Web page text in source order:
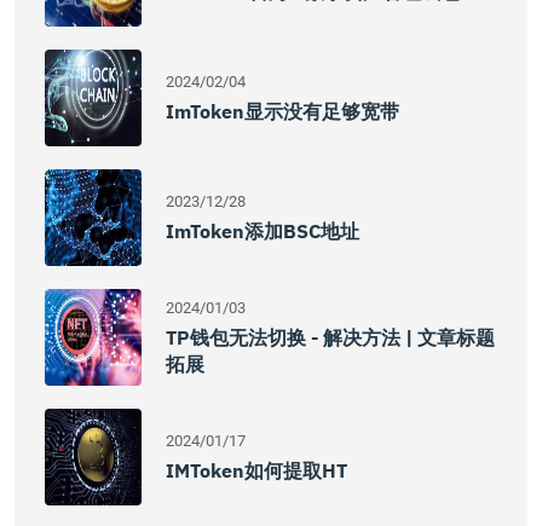
2024/02/04
ImToken显示没有足够宽带
2023/12/28
ImToken添加BSC地址
2024/01/03
TP钱包无法切换 - 解决方法 | 文章标题
拓展
2024/01/17
IMToken如何提取HT